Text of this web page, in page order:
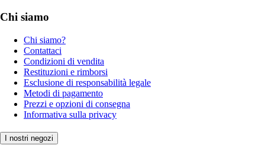
Chi siamo
Chi siamo?
Contattaci
Condizioni di vendita
Restituzioni e rimborsi
Esclusione di responsabilità legale
Metodi di pagamento
Prezzi e opzioni di consegna
Informativa sulla privacy
I nostri negozi